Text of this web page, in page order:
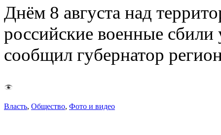
Днём 8 августа над
российские военные
сообщил губернатор
Власть, Общество, Фото и видео